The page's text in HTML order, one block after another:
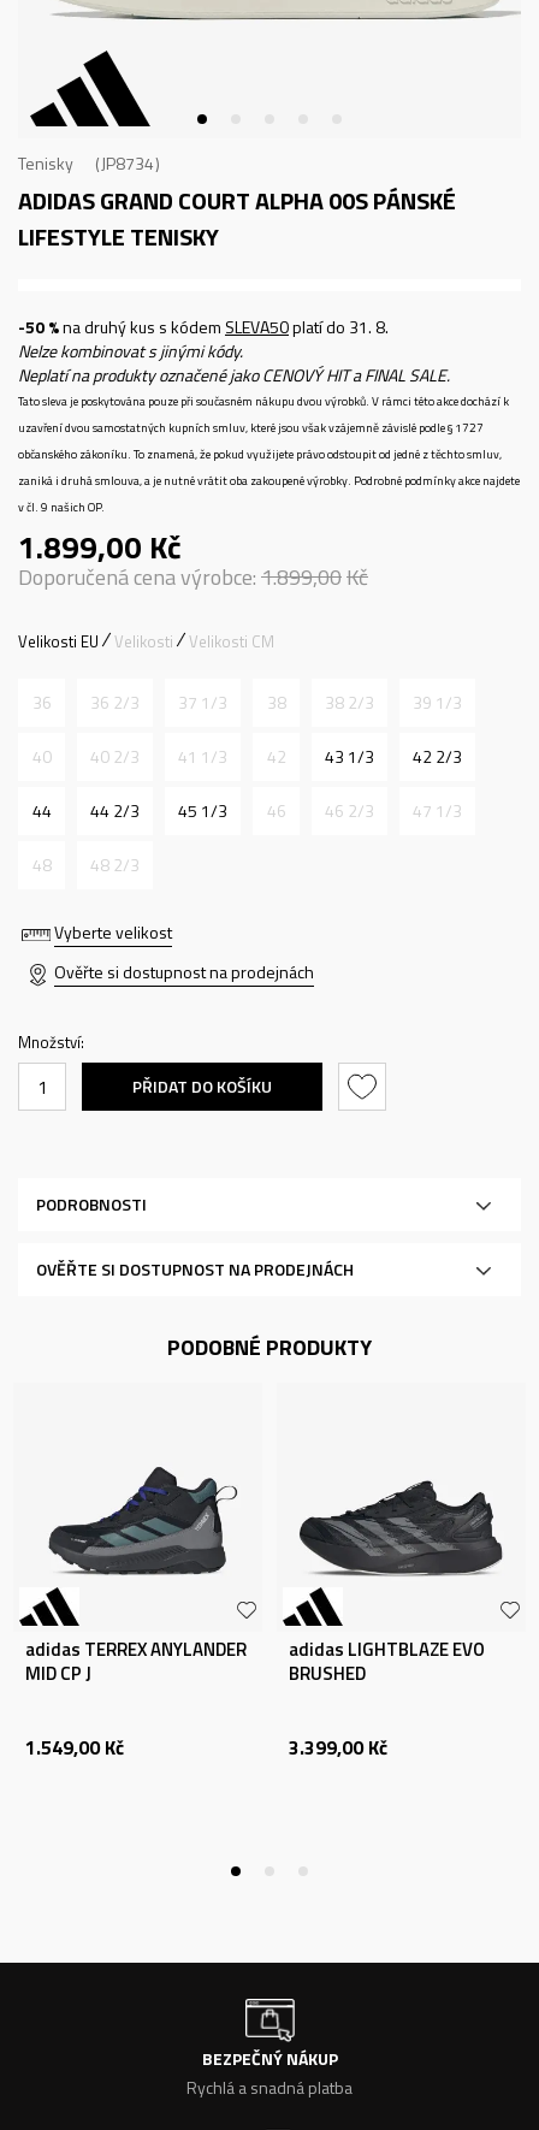
Tenisky JP8734
ADIDAS GRAND COURT ALPHA 00SPÁNSKÉ
LIFESTYLE TENISKY
-50 %na druhý kus s kódem SLEVA50platí do 31. 8.
Nelze kombinovat s jinými kódy.
Neplatí na produkty označené jako CENOVÝ HIT a FINAL SALE.
Tato sleva je poskytována pouze při současném nákupu dvou výrobků. V rámci této akce dochází k
uzavření dvou samostatných kupních smluv, které jsou však vzájemně závislé podle § 1727
občanského zákoníku. To znamená, že pokud využijete právo odstoupit od jedné z těchto smluv,
zaniká i druhá smlouva, a je nutné vrátit oba zakoupené výrobky. Podrobné podmínky akce najdete
v čl. 9 našich OP.
1.899,00 Kč
Doporučená cena výrobce:1.899,00Kč
Vyberte velikost
Velikosti EU Velikosti Velikosti CM
36 36 2/3 37 1/3 38 38 2/3 39 1/3
40 40 2/3 41 1/3 42 43 1/3 42 2/3
44 44 2/3 45 1/3 46 46 2/3 47 1/3
48 48 2/3
Ověřte si dostupnost na prodejnách
Množství:
PŘIDAT DO KOŠÍKU
PODROBNOSTI
OVĚŘTE SI DOSTUPNOST NA PRODEJNÁCH
PODOBNÉ PRODUKTY
adidas TERREX ANYLANDER
MID CP J
1.549,00 Kč
adidas LIGHTBLAZE EVO
BRUSHED
3.399,00 Kč
BEZPEČNÝ NÁKUP
Rychlá a snadná platba